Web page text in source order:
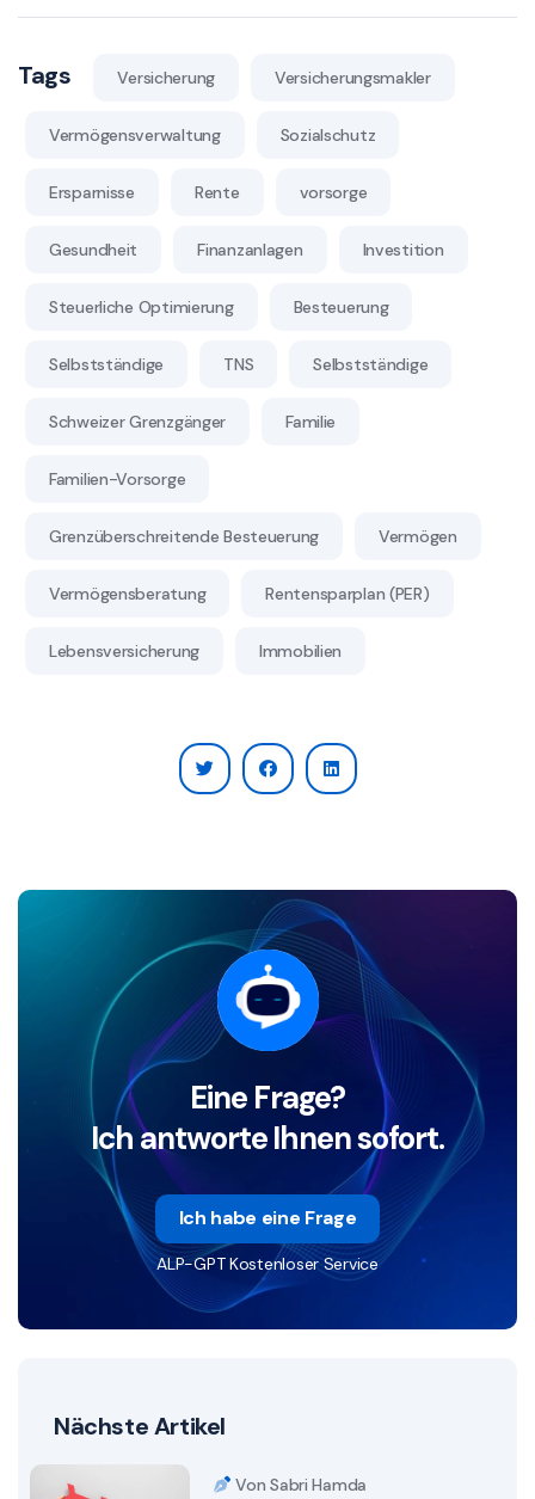
Tags Versicherung Versicherungsmakler
Vermögensverwaltung Sozialschutz
Ersparnisse Rente vorsorge
Gesundheit Finanzanlagen Investition
Steuerliche Optimierung Besteuerung
Selbstständige TNS Selbstständige
Schweizer Grenzgänger Familie
Familien-Vorsorge
Grenzüberschreitende Besteuerung Vermögen
Vermögensberatung Rentensparplan (PER)
Lebensversicherung Immobilien
Eine Frage?
Ich antworte Ihnen sofort.
Ich habe eine Frage
ALP-GPT Kostenloser Service
Nächste Artikel
Von Sabri Hamda